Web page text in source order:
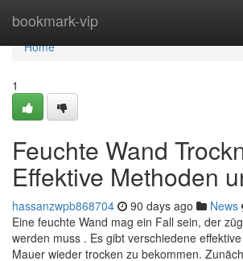
bookmark-vip
Home
Home
1
Feuchte Wand
Effektive Methoden
hassanzwpb868704 90 days ago News
Eine feuchte Wand mag ein Fall sein, der
werden muss . Es gibt verschiedene
Mauer wieder trocken zu bekommen.